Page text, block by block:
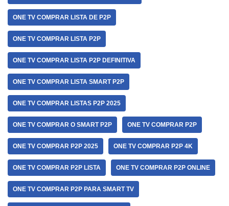
ONE TV COMPRAR LISTA DE P2P
ONE TV COMPRAR LISTA P2P
ONE TV COMPRAR LISTA P2P DEFINITIVA
ONE TV COMPRAR LISTA SMART P2P
ONE TV COMPRAR LISTAS P2P 2025
ONE TV COMPRAR O SMART P2P ONE TV COMPRAR P2P
ONE TV COMPRAR P2P 2025 ONE TV COMPRAR P2P 4K
ONE TV COMPRAR P2P LISTA ONE TV COMPRAR P2P ONLINE
ONE TV COMPRAR P2P PARA SMART TV